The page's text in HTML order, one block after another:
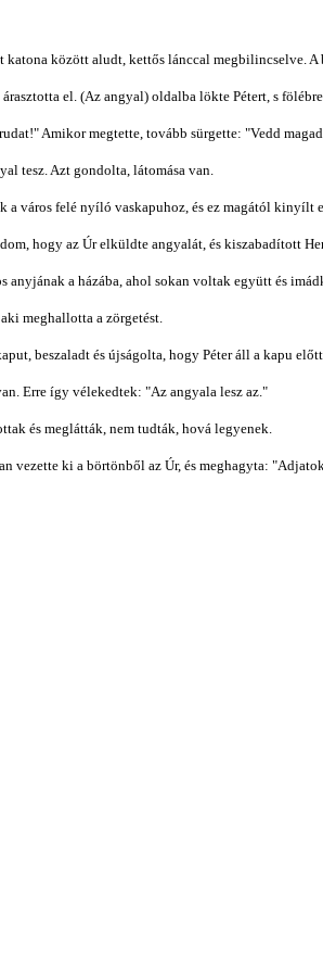
katona között aludt, kettős lánccal megbilincselve.
el. (Az angyal) oldalba lökte Pétert, s
Amikor megtette, tovább sürgette: "Vedd
tesz. Azt gondolta, látomása van.
a város felé nyíló vaskapuhoz, és ez magától
hogy az Úr elküldte angyalát, és kiszabadított
a házába, ahol sokan voltak együtt és
meghallotta a zörgetést.
beszaladt és újságolta, hogy Péter áll a kapu
Erre így vélekedtek: "Az angyala lesz az."
és meglátták, nem tudták, hová legyenek.
vezette ki a börtönből az Úr, és meghagyta: